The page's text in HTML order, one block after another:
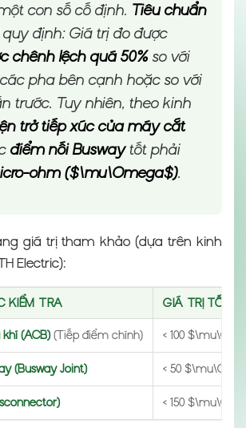
con số cố định. Tiêu chuẩn
định: Giá trị đo được
chênh lệch quá 50%so với
pha bên cạnh hoặc so với
trước. Tuy nhiên, theo kinh
trở tiếp xúc của máy cắt
điểm nối Buswaytốt phải
ohm ($\mu\Omega$).
giá trị tham khảo (dựa trên kinh
Electric):
KIỂM TRA GIÁ TRỊ TỐT
(ACB)(Tiếp điểm chính) < 100
(Busway Joint) < 50
< 150